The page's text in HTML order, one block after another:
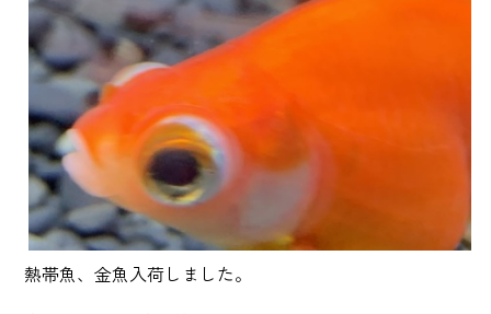
熱帯魚、金魚入荷しました。